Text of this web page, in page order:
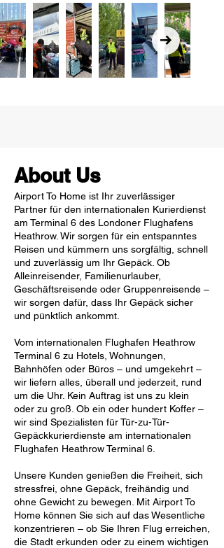
About Us
Airport To Home ist Ihr zuverlässiger
Partner für den internationalen Kurierdienst
am Terminal 6 des Londoner Flughafens
Heathrow. Wir sorgen für ein entspanntes
Reisen und kümmern uns sorgfältig, schnell
und zuverlässig um Ihr Gepäck. Ob
Alleinreisender, Familienurlauber,
Geschäftsreisende oder Gruppenreisende –
wir sorgen dafür, dass Ihr Gepäck sicher
und pünktlich ankommt.
Vom internationalen Flughafen Heathrow
Terminal 6 zu Hotels, Wohnungen,
Bahnhöfen oder Büros – und umgekehrt –
wir liefern alles, überall und jederzeit, rund
um die Uhr. Kein Auftrag ist uns zu klein
oder zu groß. Ob ein oder hundert Koffer –
wir sind Spezialisten für Tür-zu-Tür-
Gepäckkurierdienste am internationalen
Flughafen Heathrow Terminal 6.
Unsere Kunden genießen die Freiheit, sich
stressfrei, ohne Gepäck, freihändig und
ohne Gewicht zu bewegen. Mit Airport To
Home können Sie sich auf das Wesentliche
konzentrieren – ob Sie Ihren Flug erreichen,
die Stadt erkunden oder zu einem wichtigen